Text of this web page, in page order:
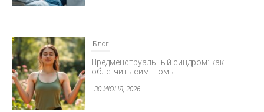
Блог
Предменструальный синдром: как
облегчить симптомы
30 ИЮНЯ, 2026